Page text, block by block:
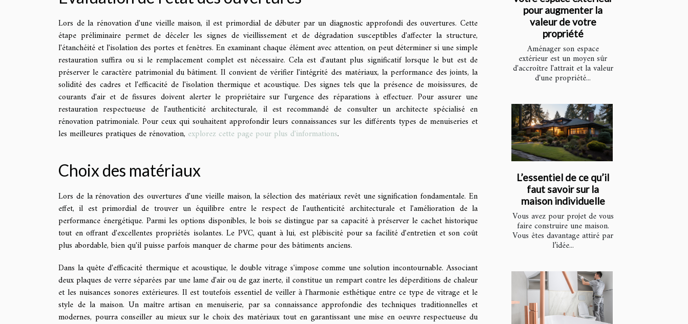
Lors de la rénovation d'une vieille maison, il est primordial de débuter par un diagnostic approfondi des ouvertures. Cette
étape préliminaire permet de déceler les signes de vieillissement et de dégradation susceptibles d'affecter la structure,
l'étanchéité et l'isolation des portes et fenêtres. En examinant chaque élément avec attention, on peut déterminer si une simple
restauration suffira ou si le remplacement complet est nécessaire. Cela est d'autant plus significatif lorsque le but est de
préserver le caractère patrimonial du bâtiment. Il convient de vérifier l'intégrité des matériaux, la performance des joints, la
solidité des cadres et l'efficacité de l'isolation thermique et acoustique. Des signes tels que la présence de moisissures, de
courants d'air et de fissures doivent alerter le propriétaire sur l'urgence des réparations à effectuer. Pour assurer une
restauration respectueuse de l'authenticité architecturale, il est recommandé de consulter un architecte spécialisé en
rénovation patrimoniale. Pour ceux qui souhaitent approfondir leurs connaissances sur les différents types de menuiseries et
les meilleures pratiques de rénovation, explorez cette page pour plus d'informations.
Choix des matériaux
Lors de la rénovation des ouvertures d'une vieille maison, la sélection des matériaux revêt une signification fondamentale. En
effet, il est primordial de trouver un équilibre entre le respect de l'authenticité architecturale et l'amélioration de la
performance énergétique. Parmi les options disponibles, le bois se distingue par sa capacité à préserver le cachet historique
tout en offrant d'excellentes propriétés isolantes. Le PVC, quant à lui, est plébiscité pour sa facilité d'entretien et son coût
plus abordable, bien qu'il puisse parfois manquer de charme pour des bâtiments anciens.
Dans la quête d'efficacité thermique et acoustique, le double vitrage s'impose comme une solution incontournable. Associant
deux plaques de verre séparées par une lame d'air ou de gaz inerte, il constitue un rempart contre les déperditions de chaleur
et les nuisances sonores extérieures. Il est toutefois essentiel de veiller à l'harmonie esthétique entre ce type de vitrage et le
style de la maison. Un maître artisan en menuiserie, par sa connaissance approfondie des techniques traditionnelles et
modernes, pourra conseiller au mieux sur le choix des matériaux tout en garantissant une mise en oeuvre respectueuse du
pour augmenter la
valeur de votre
propriété
Aménager son espace
extérieur est un moyen sûr
d'accroître l'attrait et la valeur
d'une propriété...
L’essentiel de ce qu’il
faut savoir sur la
maison individuelle
Vous avez pour projet de vous
faire construire une maison.
Vous êtes davantage attiré par
l’idée...